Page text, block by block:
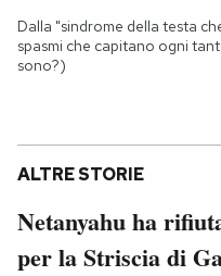
Dalla "sindrome della testa
spasmi che capitano ogni
sono?)
ALTRE STORIE
Netanyahu ha
per la Striscia di